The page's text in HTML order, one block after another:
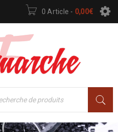
0 Article - 0,00€